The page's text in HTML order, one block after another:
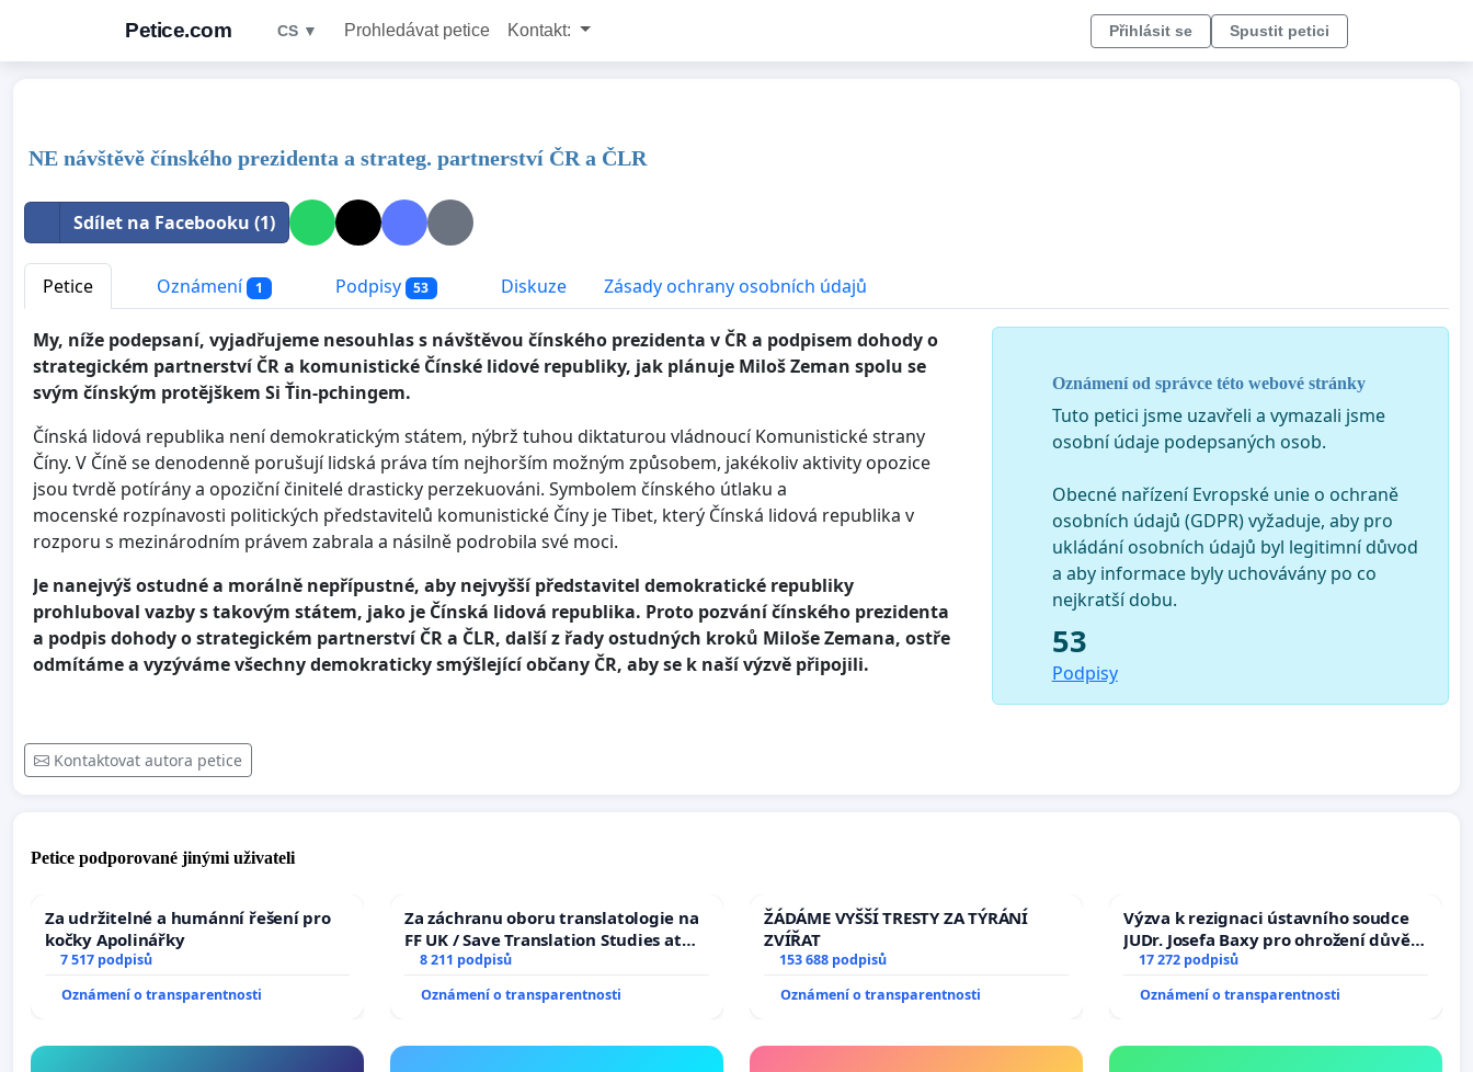
Petice.com CS ▼ Prohledávat petice Kontakt: Přihlásit se Spustit petici
NE návštěvě čínského prezidenta a strateg. partnerství ČR a ČLR
Sdílet na Facebooku (1)
Petice Oznámení 1 Podpisy 53 Diskuze Zásady ochrany osobních údajů
My, níže podepsaní, vyjadřujeme nesouhlas s návštěvou čínského prezidenta v ČR a podpisem dohody o
strategickém partnerství ČR a komunistické Čínské lidové republiky, jak plánuje Miloš Zeman spolu se
svým čínským protějškem Si Ťin-pchingem.
Čínská lidová republika není demokratickým státem, nýbrž tuhou diktaturou vládnoucí Komunistické strany
Číny. V Číně se denodenně porušují lidská práva tím nejhorším možným způsobem, jakékoliv aktivity opozice
jsou tvrdě potírány a opoziční činitelé drasticky perzekuováni. Symbolem čínského útlaku a
mocenské rozpínavosti politických představitelů komunistické Číny je Tibet, který Čínská lidová republika v
rozporu s mezinárodním právem zabrala a násilně podrobila své moci.
Je nanejvýš ostudné a morálně nepřípustné, aby nejvyšší představitel demokratické republiky
prohluboval vazby s takovým státem, jako je Čínská lidová republika. Proto pozvání čínského prezidenta
a podpis dohody o strategickém partnerství ČR a ČLR, další z řady ostudných kroků Miloše Zemana, ostře
odmítáme a vyzýváme všechny demokraticky smýšlející občany ČR, aby se k naší výzvě připojili.
Kontaktovat autora petice
Oznámení od správce této webové stránky
Tuto petici jsme uzavřeli a vymazali jsme
osobní údaje podepsaných osob.
Obecné nařízení Evropské unie o ochraně
osobních údajů (GDPR) vyžaduje, aby pro
ukládání osobních údajů byl legitimní důvod
a aby informace byly uchovávány po co
nejkratší dobu.
53
Podpisy
Petice podporované jinými uživateli
Za udržitelné a humánní řešení pro
kočky Apolinářky
7 517 podpisů
Oznámení o transparentnosti
Za záchranu oboru translatologie na
FF UK / Save Translation Studies at
the Faculty of Arts, Charles
8 211 podpisů
Oznámení o transparentnosti
ŽÁDÁME VYŠŠÍ TRESTY ZA TÝRÁNÍ
ZVÍŘAT
153 688 podpisů
Oznámení o transparentnosti
Výzva k rezignaci ústavního soudce
JUDr. Josefa Baxy pro ohrožení důvěry
ve spravedlivý proces
17 272 podpisů
Oznámení o transparentnosti